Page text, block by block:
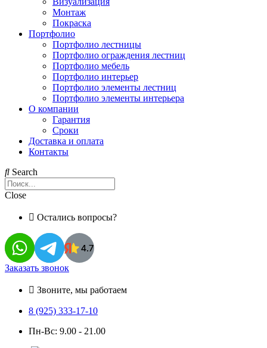
Монтаж
Покраска
Портфолио
Портфолио лестницы
Портфолио ограждения лестниц
Портфолио мебель
Портфолио интерьер
Портфолио элементы лестниц
Портфолио элементы интерьера
О компании
Гарантия
Сроки
Доставка и оплата
Контакты
Search
Close
Остались вопросы?
Заказать звонок
Звоните, мы работаем
8 (925) 333-17-10
Пн-Вс: 9.00 - 21.00